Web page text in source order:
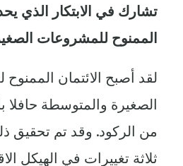
تشارك في الابتكار الذي
الممنوح للمشروعات
لقد أصبح الائتمان الممنوح
الصغيرة والمتوسطة حافلا
من الركود. وقد تم تحقيق
ثلاثة تغييرات في الهيكل